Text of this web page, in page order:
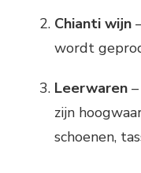
Chianti wijn
wordt
Leerwaren
zijn
schoenen,